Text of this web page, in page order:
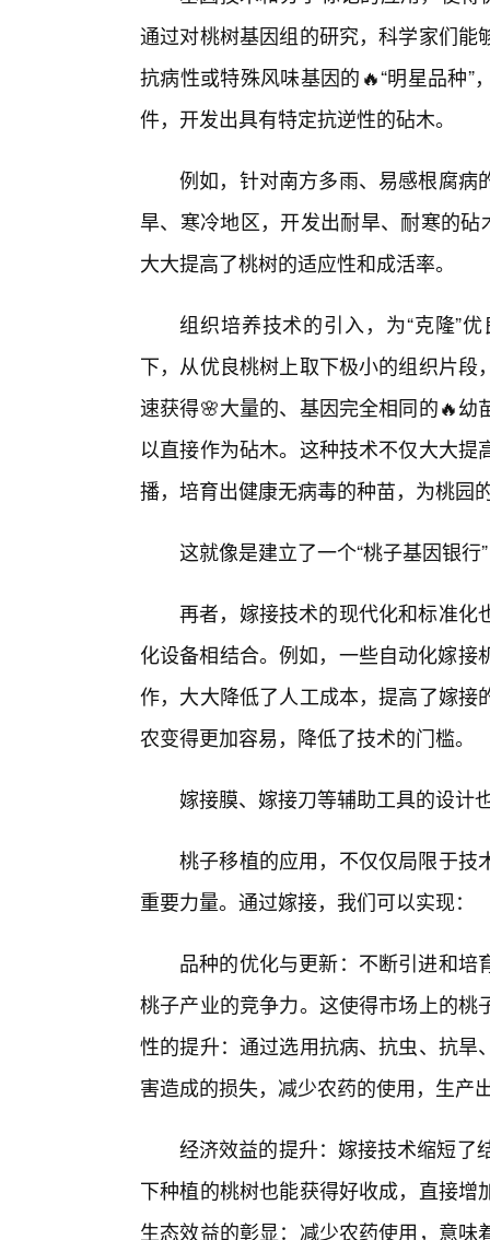
通过对桃树基因组的研究，科学家们
抗病性或特殊风味基因的🔥“明星品种
件，开发出具有特定抗逆性的砧木。
例如，针对南方多雨、易感根腐病
旱、寒冷地区，开发出耐旱、耐寒的
大大提高了桃树的适应性和成活率。
组织培养技术的引入，为“克隆”
下，从优良桃树上取下极小的组织片
速获得🌸大量的、基因完全相同的🔥
以直接作为砧木。这种技术不仅大大
播，培育出健康无病毒的种苗，为桃园
这就像是建立了一个“桃子基因银行
再者，嫁接技术的现代化和标准化
化设备相结合。例如，一些自动化嫁
作，大大降低了人工成本，提高了嫁
农变得更加容易，降低了技术的门槛。
嫁接膜、嫁接刀等辅助工具的设计
桃子移植的应用，不仅仅局限于技
重要力量。通过嫁接，我们可以实现：
品种的优化与更新：不断引进和
桃子产业的竞争力。这使得市场上的
性的提升：通过选用抗病、抗虫、抗
害造成的损失，减少农药的使用，生产
经济效益的提升：嫁接技术缩短了
下种植的桃树也能获得好收成，直接
生态效益的彰显：减少农药使用，意